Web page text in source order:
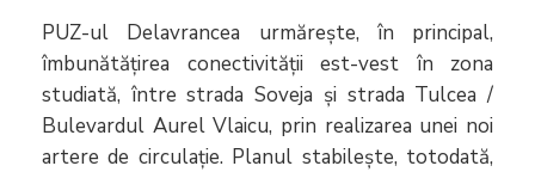
PUZ-ul Delavrancea urmărește, în principal,
îmbunătățirea conectivității est-vest în zona
studiată, între strada Soveja și strada Tulcea /
Bulevardul Aurel Vlaicu, prin realizarea unei noi
artere de circulație. Planul stabilește, totodată,